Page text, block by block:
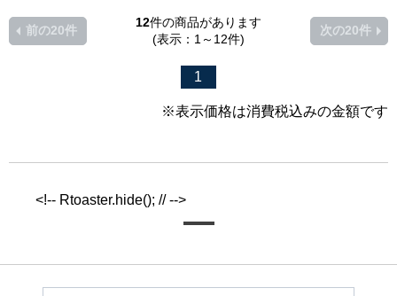
12件の商品があります
(表示：1～12件)
前の20件
1
次の20件
※表示価格は消費税込みの金額です